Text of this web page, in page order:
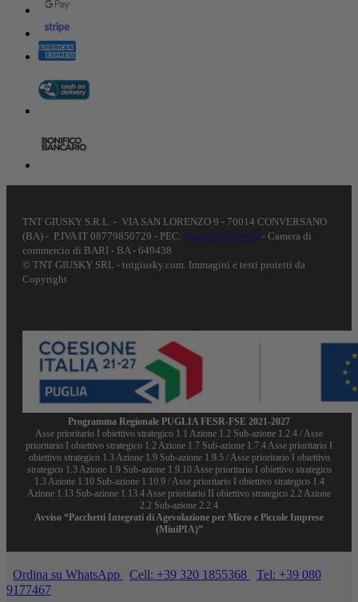
TNT GIUSKY S.R.L. - VIA SAN LORENZO 9 - 70014 CONVERSANO
(BA) - P.IVA IT 08779850729 - PEC: tntgiusky@pec.it - Camera di
commercio di BARI - BA - 649438
© TNT GIUSKY SRL - tntgiusky.com. Immagini e testi protetti da
Copyright
Programma Regionale PUGLIA FESR-FSE 2021-2027
Asse prioritario I obiettivo strategico 1.1 Azione 1.2 Sub-azione 1.2.4 / Asse
prioritario I obiettivo strategico 1.2 Azione 1.7 Sub-azione 1.7.4 Asse prioritario I
obiettivo strategico 1.3 Azione 1.9 Sub-azione 1.9.5 / Asse prioritario I obiettivo
strategico 1.3 Azione 1.9 Sub-azione 1.9.10 Asse prioritario I obiettivo strategico
1.3 Azione 1.10 Sub-azione 1.10.9 / Asse prioritario I obiettivo strategico 1.4
Azione 1.13 Sub-azione 1.13.4 Asse prioritario II obiettivo strategico 2.2 Azione
2.2 Sub-azione 2.2.4
Avviso “Pacchetti Integrati di Agevolazione per Micro e Piccole Imprese
(MiniPIA)”
Ordina su WhatsApp Cell: +39 320 1855368
Tel: +39 080
9177467